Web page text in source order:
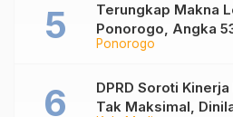
Ponorogo
Terungkap Makna
Ponorogo, Angka
Jadi Sekar Kinanthi
DPRD Soroti
Tak Maksimal,